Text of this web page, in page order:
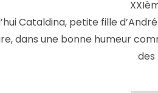
Cataldina, petite fille
dans une bonne humeur